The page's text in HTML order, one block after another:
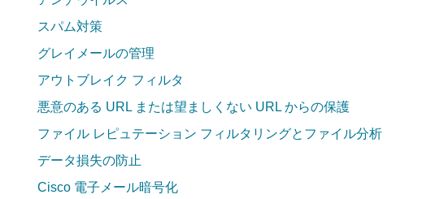
スパム対策
グレイメールの管理
アウトブレイク フィルタ
悪意のある URL または望ましくない URL からの保護
ファイル レピュテーション フィルタリングとファイル分析
データ損失の防止
Cisco 電子メール暗号化